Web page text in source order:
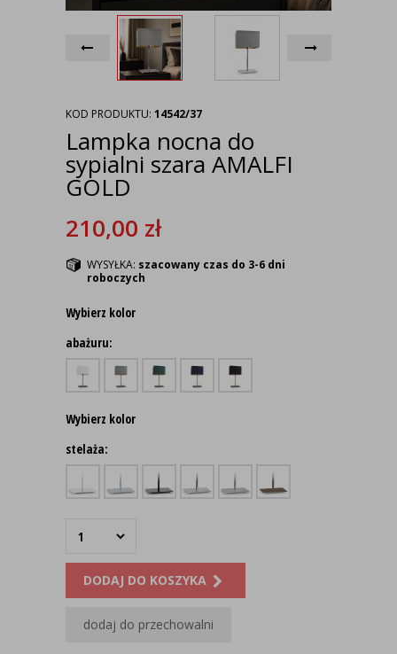
KOD PRODUKTU: 14542/37
Lampka nocna do
sypialni szara AMALFI
GOLD
210,00 zł
WYSYŁKA: szacowany czas do 3-6 dni
roboczych
Wybierz kolor
abażuru:
Wybierz kolor
stelaża:
DODAJ DO KOSZYKA
dodaj do przechowalni